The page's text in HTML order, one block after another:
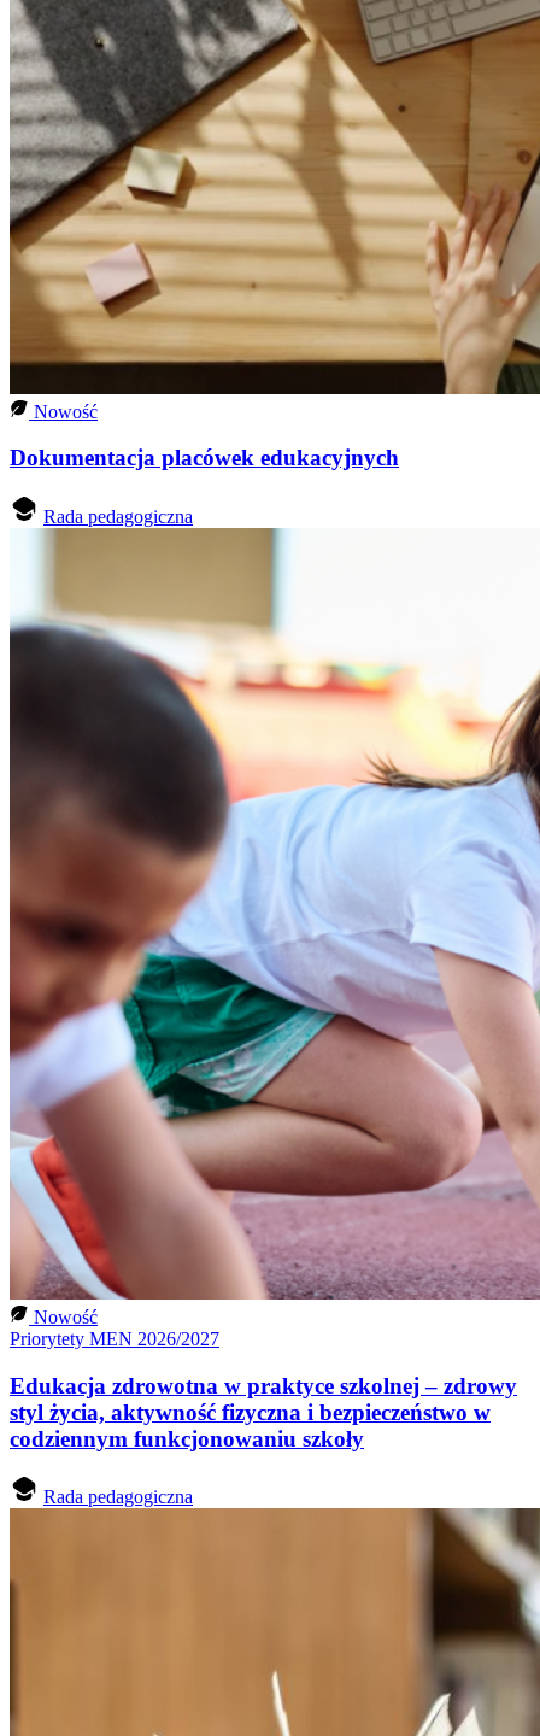
Nowość
Dokumentacja placówek edukacyjnych
Rada pedagogiczna
Nowość
Priorytety MEN 2026/2027
Edukacja zdrowotna w praktyce szkolnej – zdrowy
styl życia, aktywność fizyczna i bezpieczeństwo w
codziennym funkcjonowaniu szkoły
Rada pedagogiczna